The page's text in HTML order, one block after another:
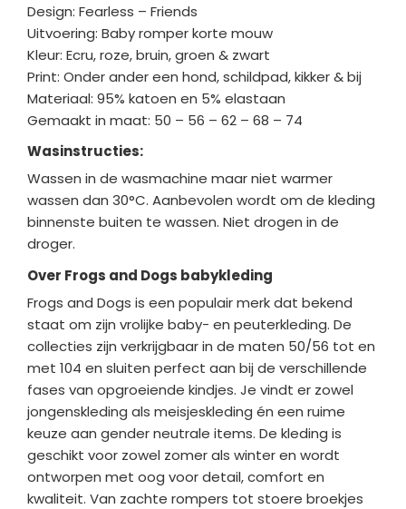
Design: Fearless – Friends
Uitvoering: Baby romper korte mouw
Kleur: Ecru, roze, bruin, groen & zwart
Print: Onder ander een hond, schildpad, kikker & bij
Materiaal: 95% katoen en 5% elastaan
Gemaakt in maat: 50 – 56 – 62 – 68 – 74
Wasinstructies:
Wassen in de wasmachine maar niet warmer
wassen dan 30°C. Aanbevolen wordt om de kleding
binnenste buiten te wassen. Niet drogen in de
droger.
Over Frogs and Dogs babykleding
Frogs and Dogs is een populair merk dat bekend
staat om zijn vrolijke baby- en peuterkleding. De
collecties zijn verkrijgbaar in de maten 50/56 tot en
met 104 en sluiten perfect aan bij de verschillende
fases van opgroeiende kindjes. Je vindt er zowel
jongenskleding als meisjeskleding én een ruime
keuze aan gender neutrale items. De kleding is
geschikt voor zowel zomer als winter en wordt
ontworpen met oog voor detail, comfort en
kwaliteit. Van zachte rompers tot stoere broekjes